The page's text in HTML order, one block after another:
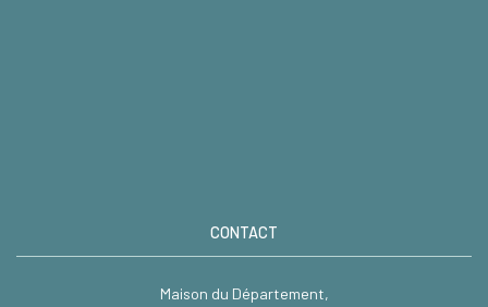
CONTACT
Maison du Département,